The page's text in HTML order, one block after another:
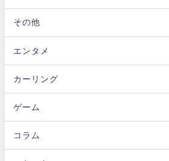
その他
エンタメ
カーリング
ゲーム
コラム